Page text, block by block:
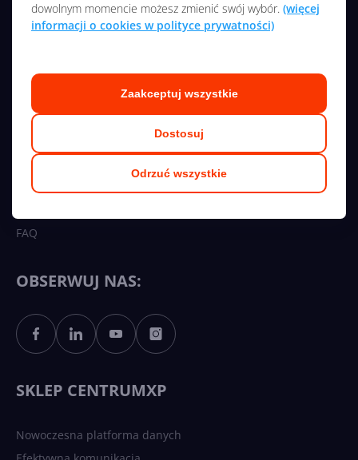
dowolnym momencie możesz zmienić swój wybór. (więcej
informacji o cookies w polityce prywatności)
Odrzuć wszystkie
Dostosuj
Zaakceptuj wszystkie
NASZE SERWISY
O nas
Kariera
Polityka prywatności
Współpraca
FAQ
OBSERWUJ NAS:
SKLEP CENTRUMXP
Nowoczesna platforma danych